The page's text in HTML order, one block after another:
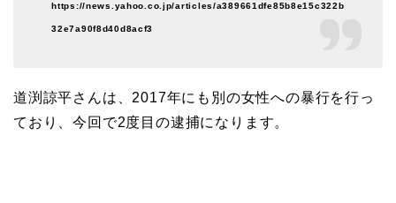
https://news.yahoo.co.jp/articles/a389661dfe85b8e15c322b
32e7a90f8d40d8acf3
道渕諒平さんは、2017年にも別の女性への暴行を行っ
ており、今回で2度目の逮捕になります。